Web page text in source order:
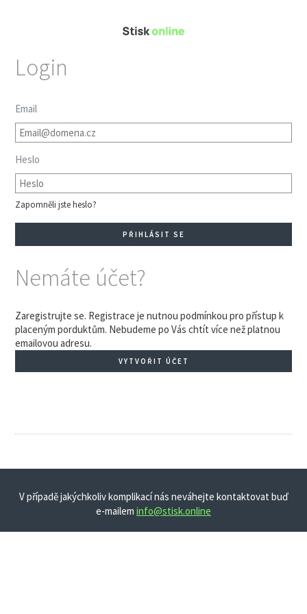
Login
Email
Heslo
Zapomněli jste heslo?
Nemáte účet?
Zaregistrujte se. Registrace je nutnou podmínkou pro přístup k
placeným porduktům. Nebudeme po Vás chtít více než platnou
emailovou adresu.
VYTVOŘIT ÚČET
V případě jakýchkoliv komplikací nás neváhejte kontaktovat buď
e-mailem info@stisk.online